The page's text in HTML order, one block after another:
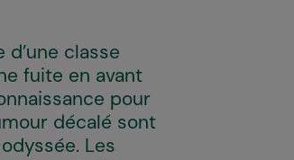
classe
fuite en avant
pour
décalé sont
Les